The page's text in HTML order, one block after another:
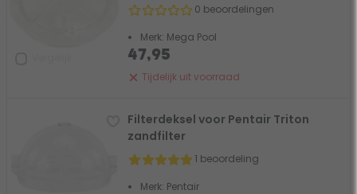
0 beoordelingen
Merk: Mega Pool
Tijdelijk uit voorraad
47,95
Filterdeksel voor Pentair Triton
zandfilter
1 beoordeling
Merk: Pentair